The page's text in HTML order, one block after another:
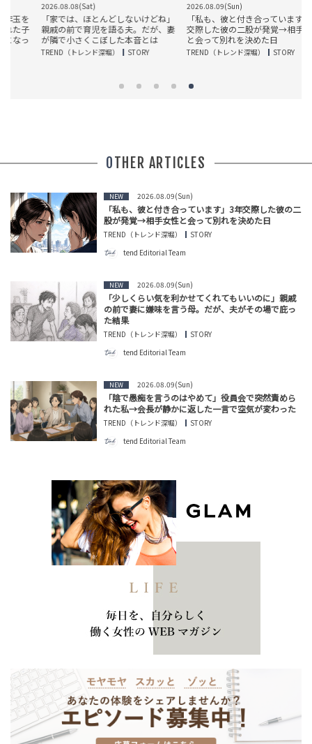
2026.08.08(Sat)
「家では、ほとんどしないけどね」
親戚の前で育児を語る夫。だが、妻
が隣で小さくこぼした本音とは
TREND（トレンド深堀） STORY
2026.08.09(Sun)
「私も、彼と付き合っています」3年
交際した彼の二股が発覚→相手女性
と会って別れを決めた日
TREND（トレンド深堀） STORY
OTHER ARTICLES
NEW 2026.08.09(Sun)
「私も、彼と付き合っています」3年交際した彼の二
股が発覚→相手女性と会って別れを決めた日
TREND（トレンド深堀）
STORY
tend Editorial Team
NEW 2026.08.09(Sun)
「少しくらい気を利かせてくれてもいいのに」親戚
の前で妻に嫌味を言う母。だが、夫がその場で庇っ
た結果
TREND（トレンド深堀）
STORY
tend Editorial Team
NEW 2026.08.09(Sun)
「陰で愚痴を言うのはやめて」役員会で突然責めら
れた私→会長が静かに返した一言で空気が変わった
TREND（トレンド深堀）
STORY
tend Editorial Team